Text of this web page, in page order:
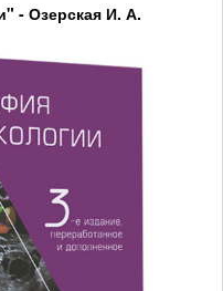
- Озерская И. А.